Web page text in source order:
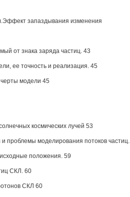
запаздывания изменения
от знака заряда частиц. 43
ее точность и реализация. 45
модели 45
космических лучей 53
проблемы моделирования потоков
положения. 59
СКЛ. 60
СКЛ 60